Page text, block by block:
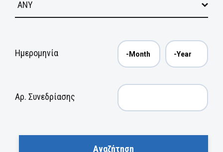
Ημερομηνία
Αρ. Συνεδρίασης